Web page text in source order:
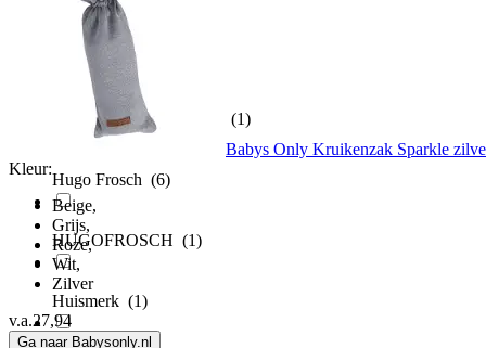
Home & Styling
Home Styling Collection (1)
Hugo Frosch (6)
HUGOFROSCH (1)
Huismerk (1)
Babys Only Kruikenzak Sparkle
Kleur:
Beige,
Grijs,
Roze,
Wit,
Zilver
v.a.27,94
Ga naar Babysonly.nl